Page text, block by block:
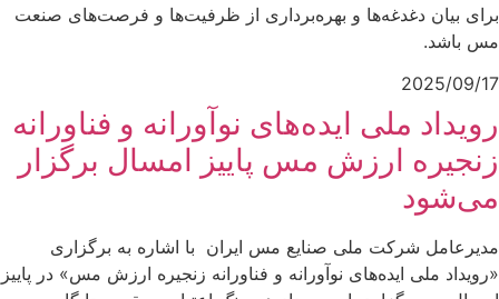
برای بیان دغدغه‌ها و بهره‌برداری از ظرفیت‌ها و فرصت‌های صنعت
مس باشد.
2025/09/17
رویداد ملی ایده‌های نوآورانه و فناورانه
زنجیره ارزش مس پاییز امسال برگزار
می‌شود
مدیرعامل شرکت ملی صنایع مس ایران با اشاره به برگزاری
«رویداد ملی ایده‌های نوآورانه و فناورانه زنجیره ارزش مس» در پاییز